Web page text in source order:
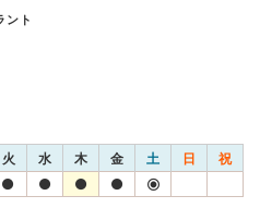
ント
火 水 木 金 土 日 祝